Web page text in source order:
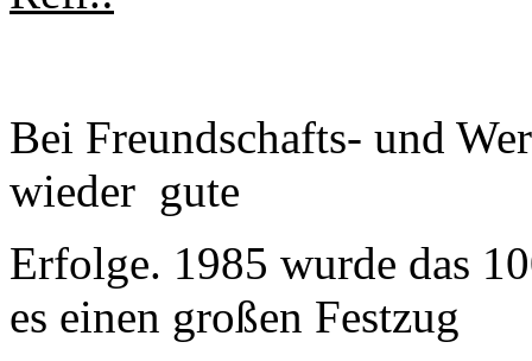
Bei Freundschafts- und
wieder gute
Erfolge. 1985 wurde das
es einen großen Festzug